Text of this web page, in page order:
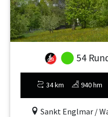
54
34 km 940 hm
Sankt Englmar /